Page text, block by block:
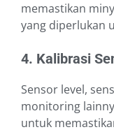
memastikan
yang diperlukan
4. Kalibrasi
Sensor level,
monitoring
untuk